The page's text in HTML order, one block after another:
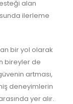
alan
ilerleme
bir yol olarak
bireyler de
artması,
deneyimlerin
yer alır.